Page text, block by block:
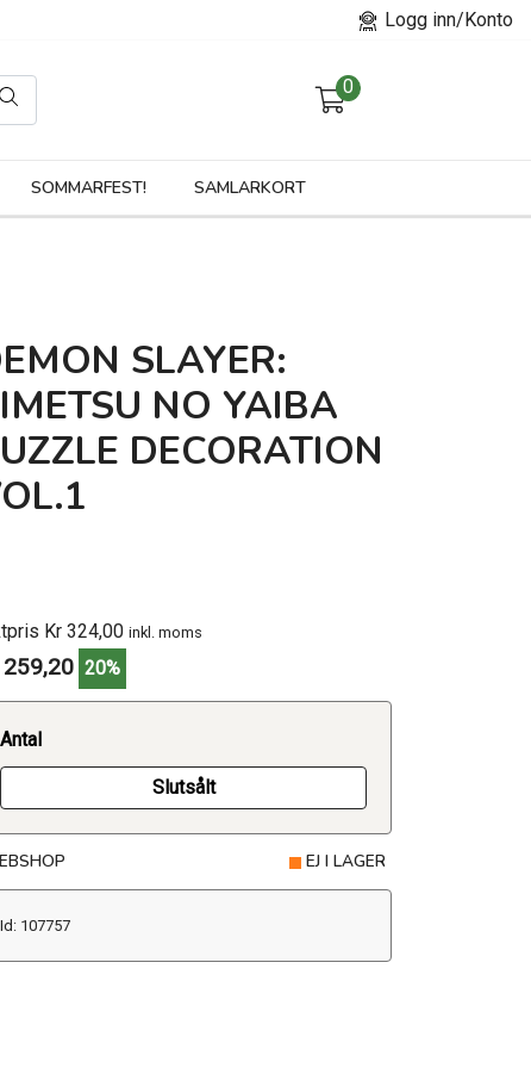
Logg inn/Konto
0
SOMMARFEST! SAMLARKORT
SLAYER:
NO YAIBA
DECORATION
Kr 324,00 inkl. moms
259,20 20%
Antal
Slutsålt
EJ I LAGER
Id: 107757